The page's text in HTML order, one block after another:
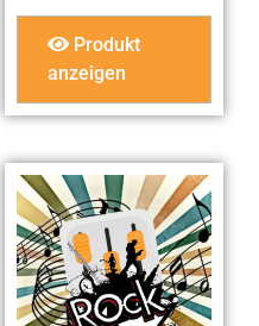
Produkt
anzeigen